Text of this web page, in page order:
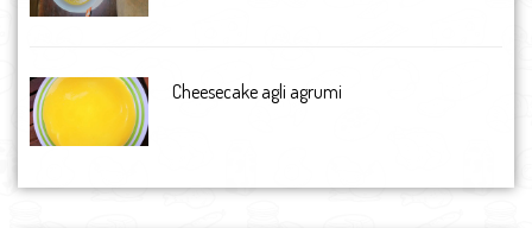
Cheesecake agli agrumi